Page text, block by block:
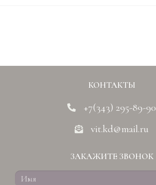
КОНТАКТЫ
+7(343) 295-89-90
vit.kd@mail.ru
ЗАКАЖИТЕ ЗВОНОК